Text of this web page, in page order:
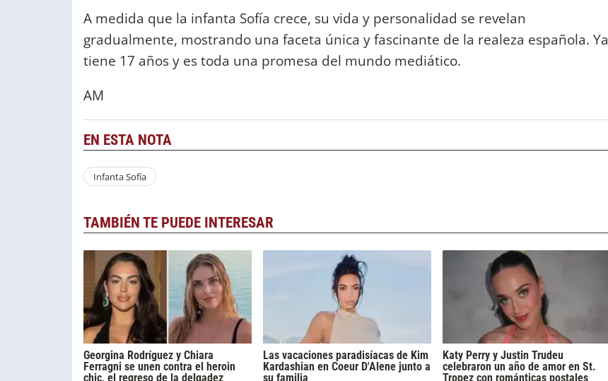
A medida que la infanta Sofía crece, su vida y personalidad se revelan
gradualmente, mostrando una faceta única y fascinante de la realeza española. Ya
tiene 17 años y es toda una promesa del mundo mediático.
AM
EN ESTA NOTA
Infanta Sofía
TAMBIÉN TE PUEDE INTERESAR
Georgina Rodríguez y Chiara
Ferragni se unen contra el heroin
chic, el regreso de la delgadez
Las vacaciones paradisíacas de Kim
Kardashian en Coeur D'Alene junto a
su familia
Katy Perry y Justin Trudeu
celebraron un año de amor en St.
Tropez con románticas postales